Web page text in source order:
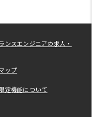
ンスエンジニアの求人・
ップ
定機能について